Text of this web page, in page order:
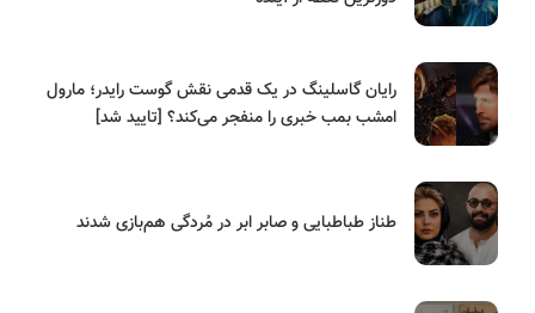
رایان گاسلینگ در یک قدمی نقش گوست رایدر؛ مارول
امشب بمب خبری را منفجر می‌کند؟ [تایید شد]
طناز طباطبایی و صابر ابر در مُردگی هم‌بازی شدند